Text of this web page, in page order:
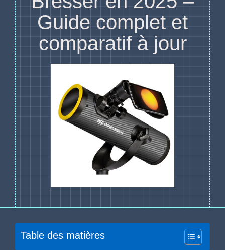
Guide complet et
comparatif à jour
Table des matières